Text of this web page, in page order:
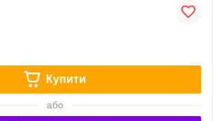
Купити
або